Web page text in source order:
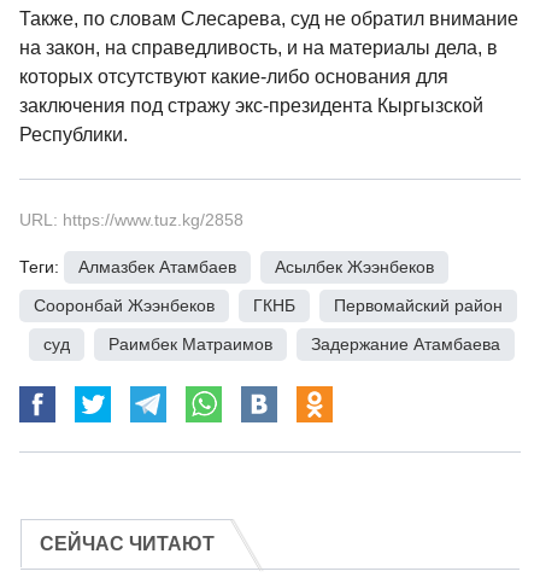
Также, по словам Слесарева, суд не обратил внимание
на закон, на справедливость, и на материалы дела, в
которых отсутствуют какие-либо основания для
заключения под стражу экс-президента Кыргызской
Республики.
URL: https://www.tuz.kg/2858
Теги: Алмазбек Атамбаев Асылбек Жээнбеков
Сооронбай Жээнбеков
ГКНБ
Первомайский район
суд Раимбек Матраимов Задержание Атамбаева
СЕЙЧАС ЧИТАЮТ